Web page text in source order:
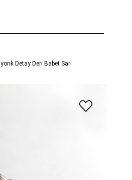
Detay Deri Babet Sarı